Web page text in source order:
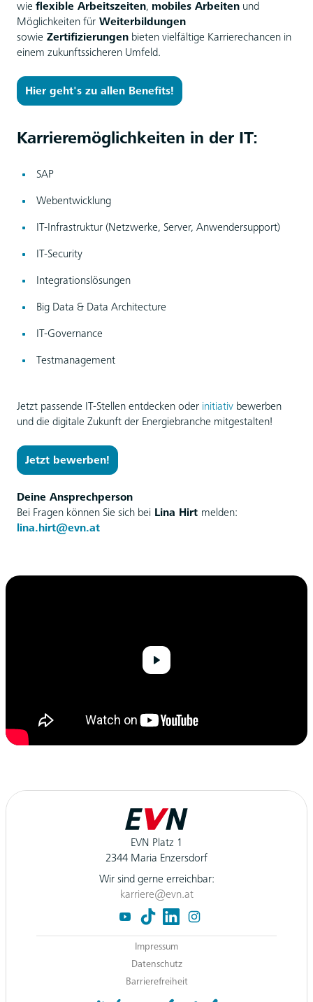
wie flexible Arbeitszeiten, mobiles Arbeiten und
Möglichkeiten für Weiterbildungen
sowie Zertifizierungen bieten vielfältige Karrierechancen in
einem zukunftssicheren Umfeld.
Hier geht's zu allen Benefits!
Karrieremöglichkeiten in der IT:
SAP
Webentwicklung
IT-Infrastruktur (Netzwerke, Server, Anwendersupport)
IT-Security
Integrationslösungen
Big Data & Data Architecture
IT-Governance
Testmanagement
Jetzt passende IT-Stellen entdecken oder initiativ bewerben
und die digitale Zukunft der Energiebranche mitgestalten!
Jetzt bewerben!
Deine Ansprechperson
Bei Fragen können Sie sich bei Lina Hirt melden:
lina.hirt@evn.at
EVN Platz 1
2344 Maria Enzersdorf
Wir sind gerne erreichbar:
karriere@evn.at
Navigation.FooterSocialLinksLabel
Impressum
Datenschutz
Barrierefreiheit